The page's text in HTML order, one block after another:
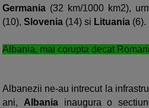
Germania (32 km/1000 km2),
(10), Slovenia (14) si Lituania (6).
Albania, mai corupta decat
Albanezii ne-au intrecut la
ani, Albaniainaugura o